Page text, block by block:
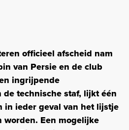
officieel afscheid nam
van Persie en de club
ingrijpende
technische staf, lijkt één
in ieder geval van het lijstje
Een mogelijke